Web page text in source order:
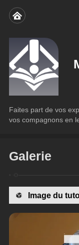
Faites part de vos
vos compagnons en
Galerie
Image du